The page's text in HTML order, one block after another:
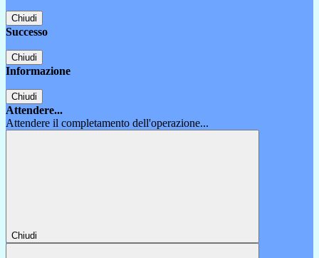
Chiudi
Successo
Chiudi
Informazione
Chiudi
Attendere...
Attendere il completamento dell'operazione...
Chiudi